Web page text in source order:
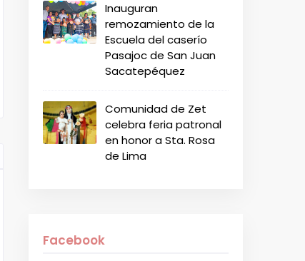
Inauguran
remozamiento de la
Escuela del caserío
Pasajoc de San Juan
Sacatepéquez
Comunidad de Zet
celebra feria patronal
en honor a Sta. Rosa
de Lima
Facebook